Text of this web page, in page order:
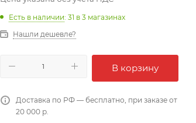
Есть в наличии: 31 в 3 магазинах
Нашли дешевле?
В корзину
Доставка по РФ — бесплатно, при заказе от
20 000 р.